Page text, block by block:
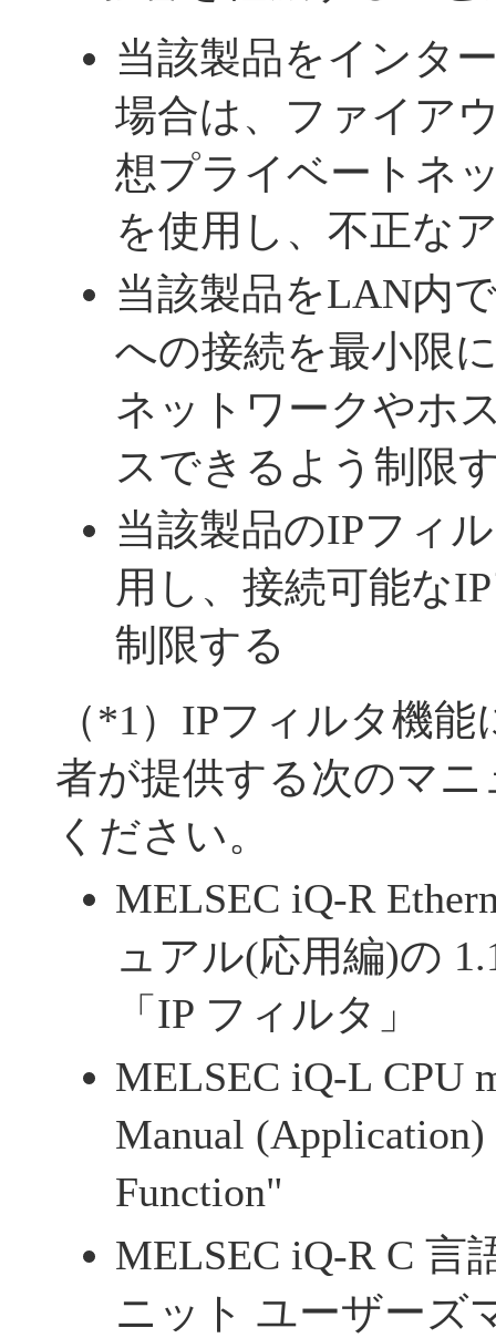
当該製品をインタ
場合は、ファイア
想プライベートネ
を使用し、不正な
当該製品をLAN内
への接続を最小限
ネットワークやホ
スできるよう制限
当該製品のIPフィ
用し、接続可能な
制限する
（*1）IPフィルタ機
者が提供する次のマ
ください。
MELSEC iQ-R
ュアル(応用編)の
「IP フィルタ」
MELSEC iQ-L CPU
Manual
Function"
MELSEC iQ-R C 言
ニット ユーザーズ